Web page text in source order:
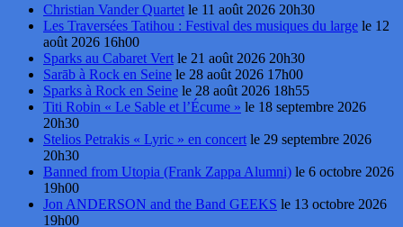
Christian Vander Quartet le 11 août 2026 20h30
Les Traversées Tatihou : Festival des musiques du large le 12
août 2026 16h00
Sparks au Cabaret Vert le 21 août 2026 20h30
Sarāb à Rock en Seine le 28 août 2026 17h00
Sparks à Rock en Seine le 28 août 2026 18h55
Titi Robin « Le Sable et l’Écume » le 18 septembre 2026
20h30
Stelios Petrakis « Lyric » en concert le 29 septembre 2026
20h30
Banned from Utopia (Frank Zappa Alumni) le 6 octobre 2026
19h00
Jon ANDERSON and the Band GEEKS le 13 octobre 2026
19h00